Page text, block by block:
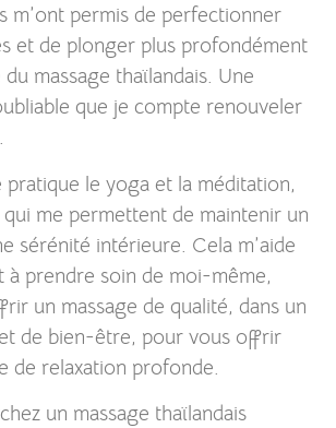
m’ont permis de perfectionner
et de plonger plus profondément
du massage thaïlandais. Une
que je compte renouveler
pratique le yoga et la méditation,
qui me permettent de maintenir un
sérénité intérieure. Cela m’aide
à prendre soin de moi-même,
un massage de qualité, dans un
de bien-être, pour vous offrir
de relaxation profonde.
un massage thaïlandais